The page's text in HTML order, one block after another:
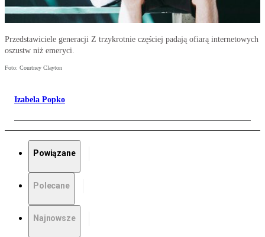
Przedstawiciele generacji Z trzykrotnie częściej padają ofiarą internetowych
oszustw niż emeryci.
Foto: Courtney Clayton
Izabela Popko
Powiązane
Polecane
Najnowsze